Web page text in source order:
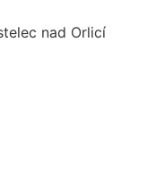
nad Orlicí